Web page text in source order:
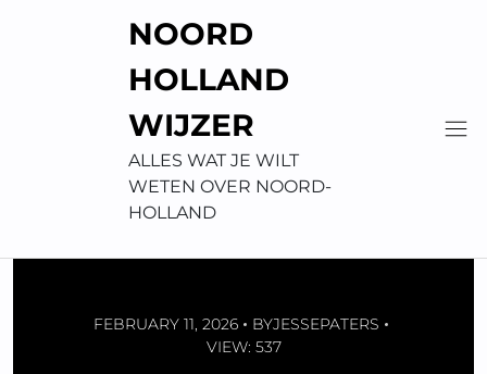
NOORD
HOLLAND
WIJZER
ALLES WAT JE WILT
WETEN OVER NOORD-
HOLLAND
FEBRUARY 11, 2026 BYJESSEPATERS
VIEW: 537